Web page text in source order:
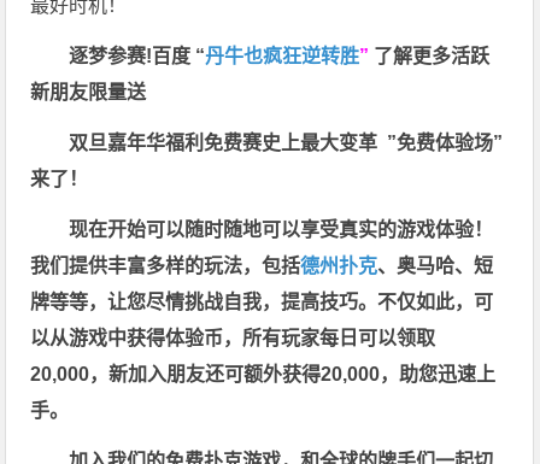
最好时机！
逐梦参赛!百度 “丹牛也疯狂逆转胜” 了解更多活跃
新朋友限量送
双旦嘉年华福利免费赛史上最大变革 ”免费体验场”
来了！
现在开始可以随时随地可以享受真实的游戏体验！
我们提供丰富多样的玩法，包括德州扑克、奥马哈、短
牌等等，让您尽情挑战自我，提高技巧。不仅如此， 可
以从游戏中获得体验币，所有玩家每日可以领取
20,000，新加入朋友还可额外获得20,000，助您迅速上
手。